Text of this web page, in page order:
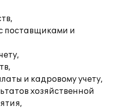
поставщиками и
и кадровому учету,
хозяйственной